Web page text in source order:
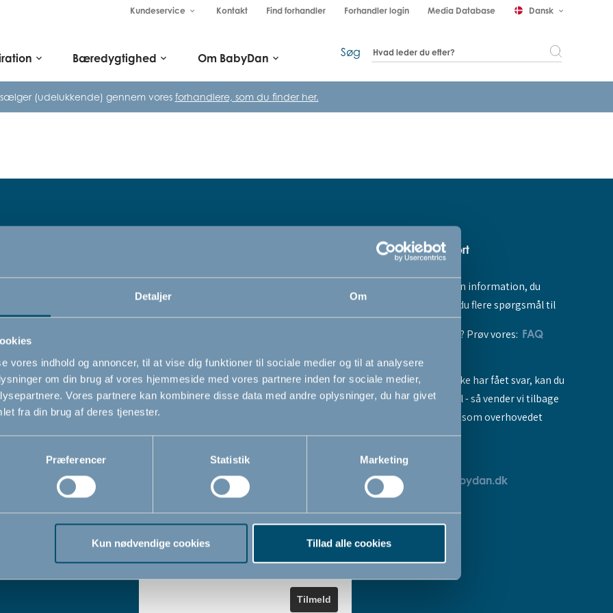
Detaljer Om
vores indhold og annoncer, til at vise dig funktioner til sociale medier og til at analysere
om din brug af vores hjemmeside med vores partnere inden for sociale medier,
Vores partnere kan kombinere disse data med andre oplysninger, du har givet
fra din brug af deres tjenester.
Præferencer Statistik Marketing
Kun nødvendige cookies Tillad alle cookies
Kundeservice keyboard_arrow_down Kontakt Find forhandler Forhandler login Media Database Dansk keyboard_arrow_down
keyboard_arrow_down Bæredygtighed keyboard_arrow_down Om BabyDan keyboard_arrow_down Søg
(udelukkende) gennem vores forhandlere, som du finder her.
vi vil bare gerne informere dig om vores
Navn
Email
Jeg accepterer at modtage nyhedsbreve
Ved at tilmelde dig vores nyhedsbrev
Tilmeld
Hjælp & support
Fandt du ikke den information, du
søgte, eller har du flere spørgsmål til
vores produkter? Prøv vores: FAQ
Hvis du stadig ikke har fået svar, kan du
sende os en mail - så vender vi tilbage
til dig så hurtigt som overhovedet
muligt:
servicedk@babydan.dk